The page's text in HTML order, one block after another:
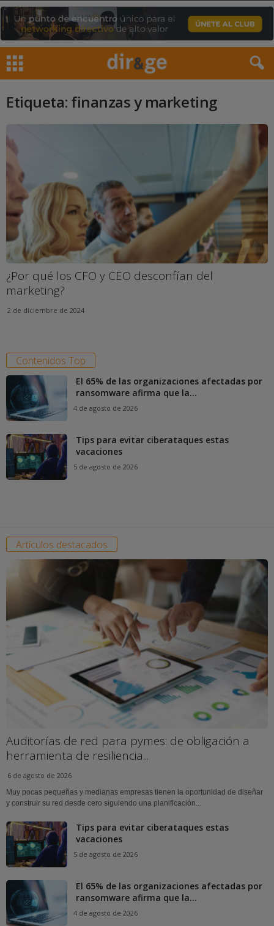
Etiqueta: finanzas y marketing
¿Por qué los CFO y CEO desconfían del
marketing?
2 de diciembre de 2024
Contenidos Top
El 65% de las organizaciones afectadas por
ransomware afirma que la...
4 de agosto de 2026
Tips para evitar ciberataques estas
vacaciones
5 de agosto de 2026
Artículos destacados
Auditorías de red para pymes: de obligación a
herramienta de resiliencia...
6 de agosto de 2026
Muy pocas pequeñas y medianas empresas tienen la oportunidad de diseñar
y construir su red desde cero siguiendo una planificación...
Tips para evitar ciberataques estas
vacaciones
5 de agosto de 2026
El 65% de las organizaciones afectadas por
ransomware afirma que la...
4 de agosto de 2026